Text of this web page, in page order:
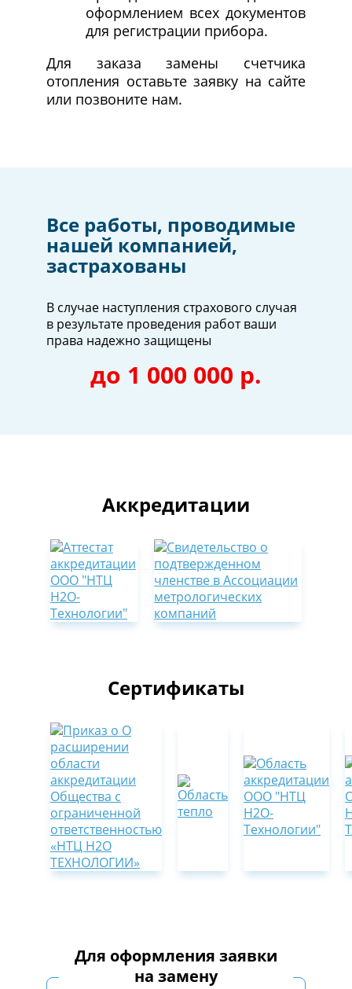
оформлением всех документов
для регистрации прибора.
Для заказа замены счетчика
отопления оставьте заявку на сайте
или позвоните нам.
Все работы, проводимые
нашей компанией,
застрахованы
В случае наступления страхового случая
в результате проведения работ ваши
права надежно защищены
до 1 000 000 р.
Аккредитации
Сертификаты
Для оформления заявки
на замену